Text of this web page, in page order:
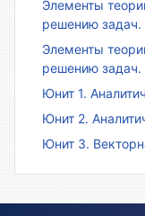
Элементы
решению задач.
Элементы
решению задач.
Юнит 1.
Юнит 2.
Юнит 3.